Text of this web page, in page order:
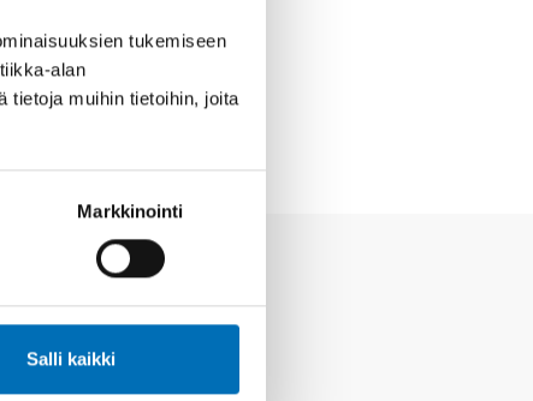
tukemiseen
alan
tietoja muihin tietoihin, joita
Markkinointi
Salli kaikki